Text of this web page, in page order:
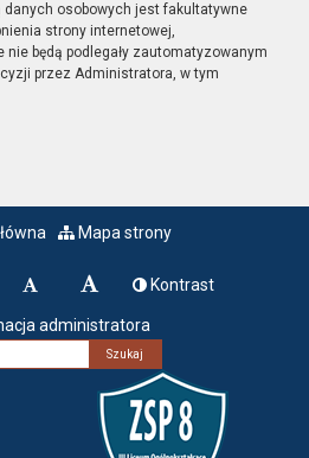
danych osobowych jest fakultatywne
strony internetowej,
nie będą podlegały zautomatyzowanym
przez Administratora, w tym
Mapa strony
Kontrast
administratora